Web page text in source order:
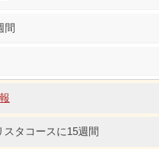
間
タコースに15週間